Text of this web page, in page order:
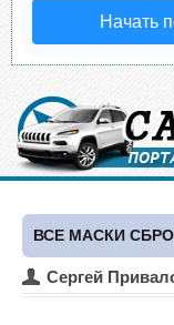
Начать
ВСЕ МАСКИ
Сергей